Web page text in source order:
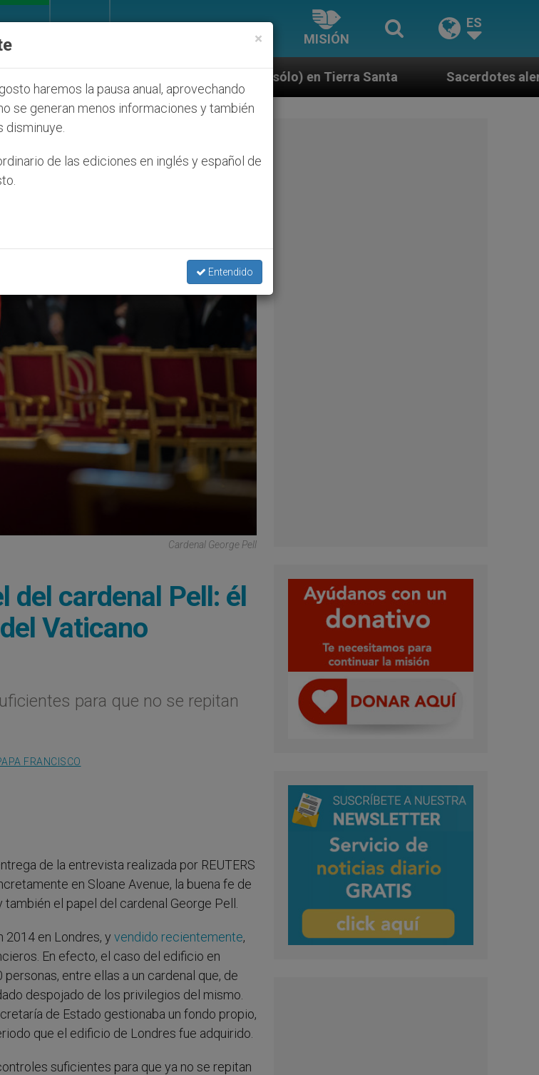
MISIÓN
ES
(y no sólo) en Tierra Santa Sacerdotes alemanes fieles al Papa
Cardenal George Pell
del cardenal Pell: él
Vaticano
para que no se repitan
FRANCISCO
de la entrevista realizada por REUTERS
en Sloane Avenue, la buena fe de
el papel del cardenal George Pell.
2014 en Londres, y vendido recientemente,
En efecto, el caso del edificio en
entre ellas a un cardenal que, de
despojado de los privilegios del mismo.
de Estado gestionaba un fondo propio,
que el edificio de Londres fue adquirido.
suficientes para que ya no se repitan
×
haremos la pausa anual, aprovechando
se generan menos informaciones y también
disminuye.
de las ediciones en inglés y español de
Entendido